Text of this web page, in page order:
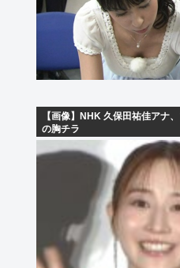
【画像】NHK 久保田祐佳アナ
の胸チラ